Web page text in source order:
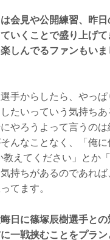
会見や公開練習、昨
いくことで盛り上げ
しんでるファンもい
手からしたら、やっぱ
たいっていう気持ち
やろうよって言うの
んなことなく、「俺に
教えてください」とか
持ちがあるのであれ
てます。
日に篠塚辰樹選手と
一戦挟むことをプラ